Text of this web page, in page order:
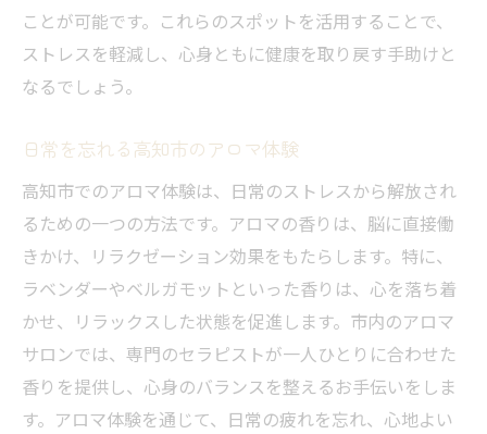
ことが可能です。これらのスポットを活用することで、
ストレスを軽減し、心身ともに健康を取り戻す手助けと
なるでしょう。
日常を忘れる高知市のアロマ体験
高知市でのアロマ体験は、日常のストレスから解放され
るための一つの方法です。アロマの香りは、脳に直接働
きかけ、リラクゼーション効果をもたらします。特に、
ラベンダーやベルガモットといった香りは、心を落ち着
かせ、リラックスした状態を促進します。市内のアロマ
サロンでは、専門のセラピストが一人ひとりに合わせた
香りを提供し、心身のバランスを整えるお手伝いをしま
す。アロマ体験を通じて、日常の疲れを忘れ、心地よい